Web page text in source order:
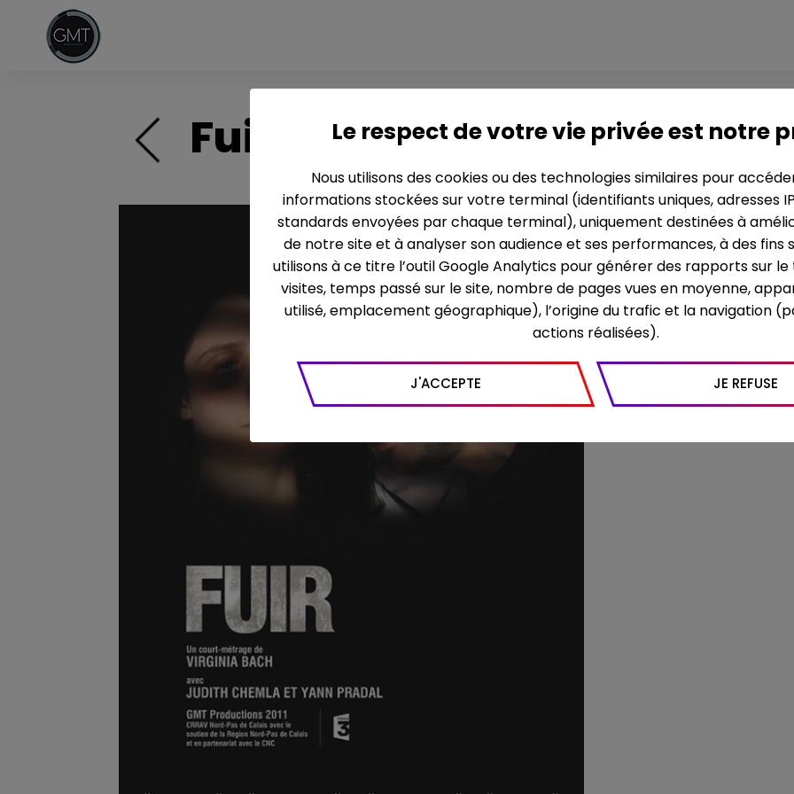
Fuir
SYNOPSIS
Battue, humiliée,
mais comment faire ?
Court-métrage - France
Auteur/réalisatrice :
Avec : Judith Chemla,
Musique : Pierre Vaucher
Photographes : © GMT
Le respect de votre vie privée est notre
Nous utilisons des cookies ou des technologies similaires pour
informations stockées sur votre terminal (identifiants uniques, adresses
standards envoyées par chaque terminal), uniquement destinées à
de notre site et à analyser son audience et ses performances, à des fins
utilisons à ce titre l’outil Google Analytics pour générer des rapports sur
visites, temps passé sur le site, nombre de pages vues en moyenne,
utilisé, emplacement géographique), l’origine du trafic et la navigation
actions réalisées).
J'ACCEPTE JE REFUSE